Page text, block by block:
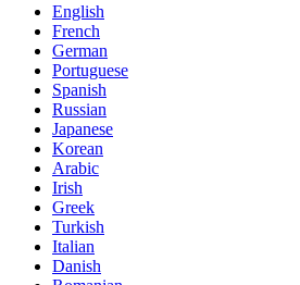
English
French
German
Portuguese
Spanish
Russian
Japanese
Korean
Arabic
Irish
Greek
Turkish
Italian
Danish